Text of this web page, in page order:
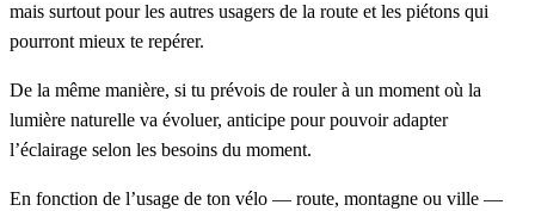
mais surtout pour les autres usagers de la route et les piétons qui
pourront mieux te repérer.
De la même manière, si tu prévois de rouler à un moment où la
lumière naturelle va évoluer, anticipe pour pouvoir adapter
l’éclairage selon les besoins du moment.
En fonction de l’usage de ton vélo — route, montagne ou ville —